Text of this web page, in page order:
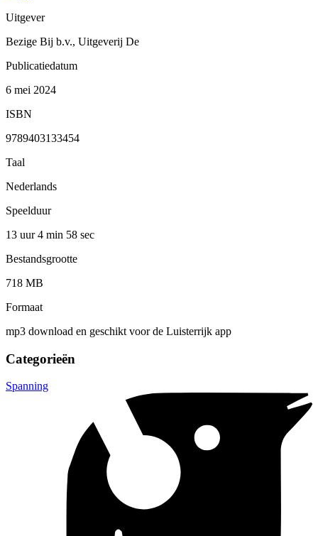
Uitgever
Bezige Bij b.v., Uitgeverij De
Publicatiedatum
6 mei 2024
ISBN
9789403133454
Taal
Nederlands
Speelduur
13 uur 4 min 58 sec
Bestandsgrootte
718 MB
Formaat
mp3 download en geschikt voor de Luisterrijk app
Categorieën
Spanning